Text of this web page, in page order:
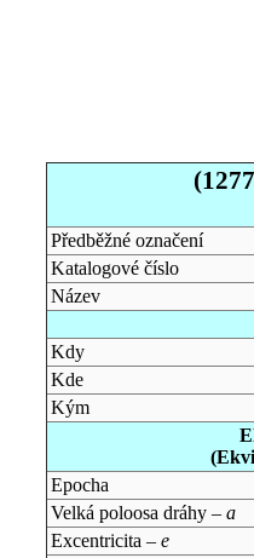
Předběžné označení
Katalogové číslo
Název
Kdy
Kde
Kým
Epocha
Velká poloosa dráhy – a
Excentricita – e